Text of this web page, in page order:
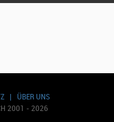
| ÜBER UNS
2001 - 2026